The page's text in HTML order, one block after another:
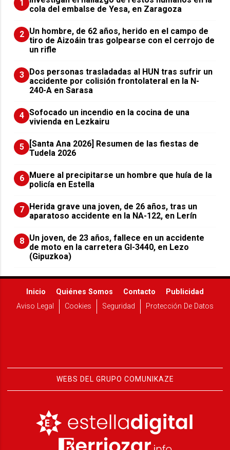
1
cola del embalse de Yesa, en Zaragoza
2 Un hombre, de 62 años, herido en el campo de
tiro de Aizoáin tras golpearse con el cerrojo de
un rifle
3 ​Dos personas trasladadas al HUN tras sufrir un
accidente por colisión frontolateral en la N-
240-A en Sarasa
4 Sofocado un incendio en la cocina de una
vivienda en Lezkairu
5
[Santa Ana 2026] Resumen de las fiestas de
Tudela 2026
6 Muere al precipitarse un hombre que huía de la
policía en Estella
7 Herida grave una joven, de 26 años, tras un
aparatoso accidente en la NA-122, en Lerín
8 Un joven, de 23 años, fallece en un accidente
de moto en la carretera GI-3440, en Lezo
(Gipuzkoa)
Inicio Quiénes Somos Contacto
Publicidad
Aviso Legal
Cookies Seguridad Protección De Datos
WEBS DEL GRUPO COMUNIKAZE